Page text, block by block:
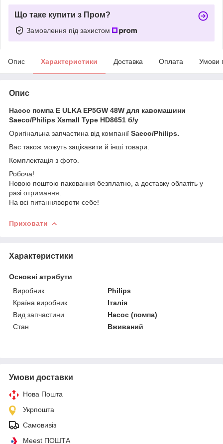
Що таке купити з Пром?
Замовлення під захистом
Опис Характеристики Доставка Оплата Умови
Опис
Насос помпа E ULKA EP5GW 48W для кавомашини
Saeco/Philips Xsmall Type HD8651 б/у
Оригінальна запчастина від компанії Saeco/Philips.
Вас також можуть зацікавити й інші товари.
Комплектація з фото.
Робоча!
Новою поштою паковання безплатно, а доставку облатіть у
разі отримання.
На всі питаннявороти себе!
Приховати
Характеристики
Основні атрибути
Виробник
Philips
Країна виробник
Італія
Вид запчастини
Насос (помпа)
Стан
Вживаний
Умови доставки
Нова Пошта
Укрпошта
Самовивіз
Meest ПОШТА